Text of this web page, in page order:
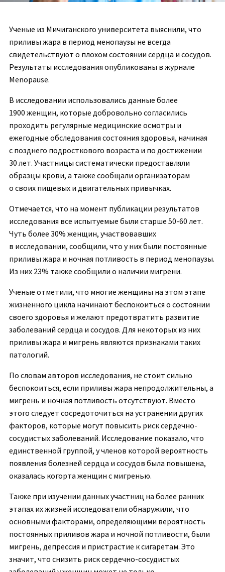
Ученые из Мичиганского университета выяснили, что
приливы жара в период менопаузы не всегда
свидетельствуют о плохом состоянии сердца и сосудов.
Результаты исследования опубликованы в журнале
Menopause.
В исследовании использовались данные более
1900 женщин, которые добровольно согласились
проходить регулярные медицинские осмотры и
ежегодные обследования состояния здоровья, начиная
с позднего подросткового возраста и по достижении
30 лет. Участницы систематически предоставляли
образцы крови, а также сообщали организаторам
о своих пищевых и двигательных привычках.
Отмечается, что на момент публикации результатов
исследования все испытуемые были старше 50-60 лет.
Чуть более 30% женщин, участвовавших
в исследовании, сообщили, что у них были постоянные
приливы жара и ночная потливость в период менопаузы.
Из них 23% также сообщили о наличии мигрени.
Ученые отметили, что многие женщины на этом этапе
жизненного цикла начинают беспокоиться о состоянии
своего здоровья и желают предотвратить развитие
заболеваний сердца и сосудов. Для некоторых из них
приливы жара и мигрень являются признаками таких
патологий.
По словам авторов исследования, не стоит сильно
беспокоиться, если приливы жара непродолжительны, а
мигрень и ночная потливость отсутствуют. Вместо
этого следует сосредоточиться на устранении других
факторов, которые могут повысить риск сердечно-
сосудистых заболеваний. Исследование показало, что
единственной группой, у членов которой вероятность
появления болезней сердца и сосудов была повышена,
оказалась когорта женщин с мигренью.
Также при изучении данных участниц на более ранних
этапах их жизней исследователи обнаружили, что
основными факторами, определяющими вероятность
постоянных приливов жара и ночной потливости, были
мигрень, депрессия и пристрастие к сигаретам. Это
значит, что снизить риск сердечно-сосудистых